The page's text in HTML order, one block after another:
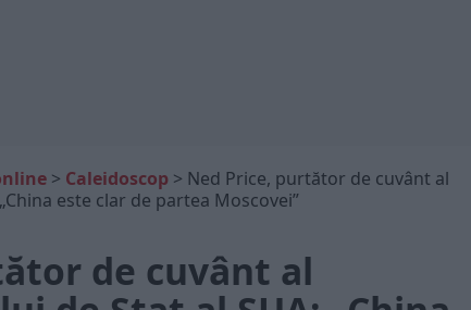
> Caleidoscop > Ned Price, purtător de cuvânt al
este clar de partea Moscovei”
de cuvânt al